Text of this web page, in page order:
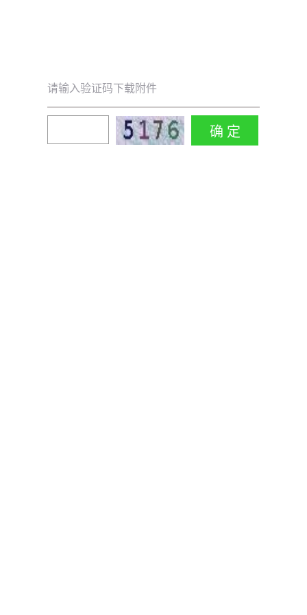
请输入验证码下载附件